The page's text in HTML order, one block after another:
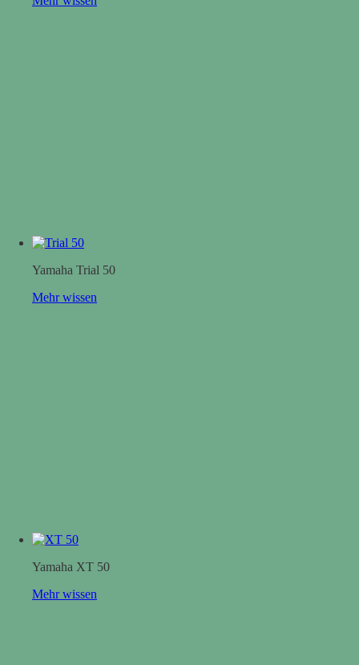
Yamaha Trial 50
Mehr wissen
Yamaha XT 50
Mehr wissen